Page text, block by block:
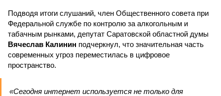
Подводя итоги слушаний, член Общественного совета при
Федеральной службе по контролю за алкогольным и
табачным рынками, депутат Саратовской областной думы
Вячеслав Калинин подчеркнул, что значительная часть
современных угроз переместилась в цифровое
пространство.
«Сегодня интернет используется не только для